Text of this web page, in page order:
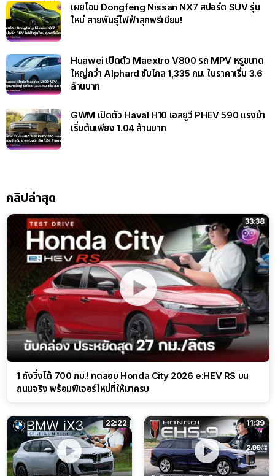
เผยโฉม Dongfeng Nissan NX7 สปอร์ต SUV รุ่น
ใหม่ สายพันธุ์ไฟฟ้าลุคพรีเมียม!
Huawei เปิดตัว Maextro V800 รถ MPV หรูขนาด
ใหญ่กว่า Alphard ขับไกล 1,335 กม. ในราคาเริ่ม 3.6
ล้านบาท
GWM เปิดตัว Haval H10 เอสยูวี PHEV 590 แรงม้า
เริ่มต้นเพียง 1.04 ล้านบาท
คลิปล่าสุด
33:38
1 ถังวิ่งได้ 700 กม.! ทดสอบ Honda City 2026 e:HEV RS บน
ถนนจริง พร้อมฟีเจอร์ใหม่ที่ให้มาครบ
22:22 11:39